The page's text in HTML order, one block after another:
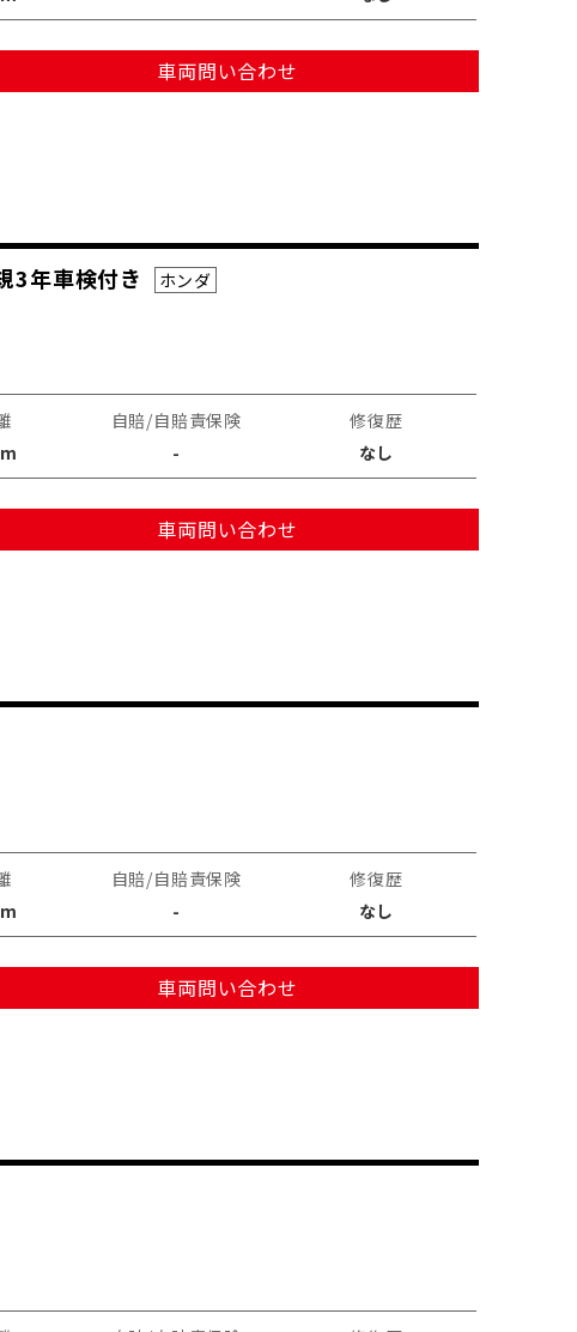
車両問い合わせ
年車検付き ホンダ
自賠/自賠責保険
-
修復歴
なし
車両問い合わせ
自賠/自賠責保険
-
修復歴
なし
車両問い合わせ